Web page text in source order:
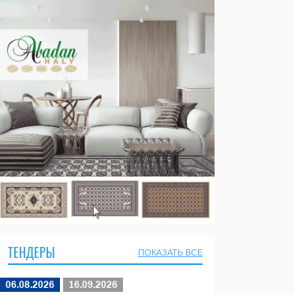
ТЕНДЕРЫ ПОКАЗАТЬ ВСЕ
06.08.2026 16.09.2026